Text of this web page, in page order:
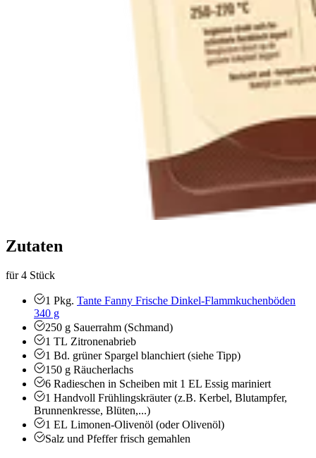
Zutaten
für 4 Stück
1 Pkg. Tante Fanny Frische Dinkel-Flammkuchenböden
340 g
250 g Sauerrahm (Schmand)
1 TL Zitronenabrieb
1 Bd. grüner Spargel blanchiert (siehe Tipp)
150 g Räucherlachs
6 Radieschen in Scheiben mit 1 EL Essig mariniert
1 Handvoll Frühlingskräuter (z.B. Kerbel, Blutampfer,
Brunnenkresse, Blüten,...)
1 EL Limonen-Olivenöl (oder Olivenöl)
Salz und Pfeffer frisch gemahlen